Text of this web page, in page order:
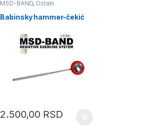
MSD-BAND, Ostalo
Babinsky hammer-čekić
2.500,00 RSD